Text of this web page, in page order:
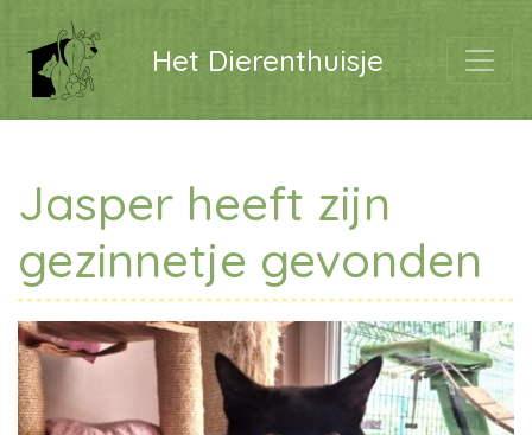
Het Dierenthuisje
Jasper heeft zijn
gezinnetje gevonden